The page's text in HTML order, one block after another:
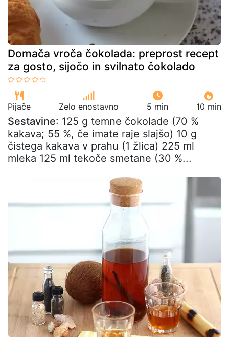
Domača vroča čokolada: preprost recept
za gosto, sijočo in svilnato čokolado
Pijače Zelo enostavno 5 min 10 min
Sestavine: 125 g temne čokolade (70 %
kakava; 55 %, če imate raje slajšo) 10 g
čistega kakava v prahu (1 žlica) 225 ml
mleka 125 ml tekoče smetane (30 %...